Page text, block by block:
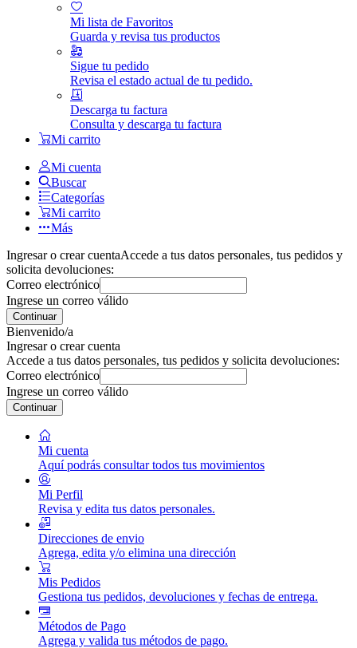
Mi lista de Favoritos
Guarda y revisa tus productos
Sigue tu pedido
Revisa el estado actual de tu pedido.
Descarga tu factura
Consulta y descarga tu factura
Mi carrito
Mi cuenta
Buscar
Categorías
Mi carrito
Más
Ingresar o crear cuentaAccede a tus datos personales, tus pedidos y
solicita devoluciones:
Correo electrónico
Ingrese un correo válido
Continuar
Bienvenido/a
Ingresar o crear cuenta
Accede a tus datos personales, tus pedidos y solicita devoluciones:
Correo electrónico
Ingrese un correo válido
Continuar
Mi cuenta
Aquí podrás consultar todos tus movimientos
Mi Perfil
Revisa y edita tus datos personales.
Direcciones de envio
Agrega, edita y/o elimina una dirección
Mis Pedidos
Gestiona tus pedidos, devoluciones y fechas de entrega.
Métodos de Pago
Agrega y valida tus métodos de pago.